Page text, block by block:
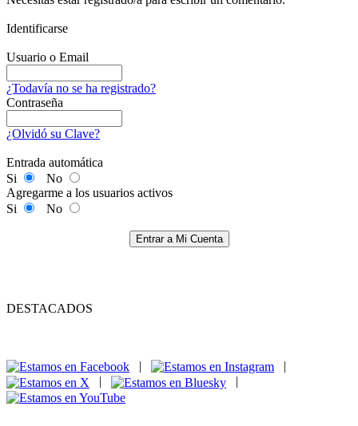
Identificarse
Usuario o Email
¿Todavía no se ha registrado?
Contraseña
¿Olvidó su Clave?
Entrada automática
Si
No
Agregarme a los usuarios activos
Si
No
Entrar a Mi Cuenta
DESTACADOS
|
|
|
|